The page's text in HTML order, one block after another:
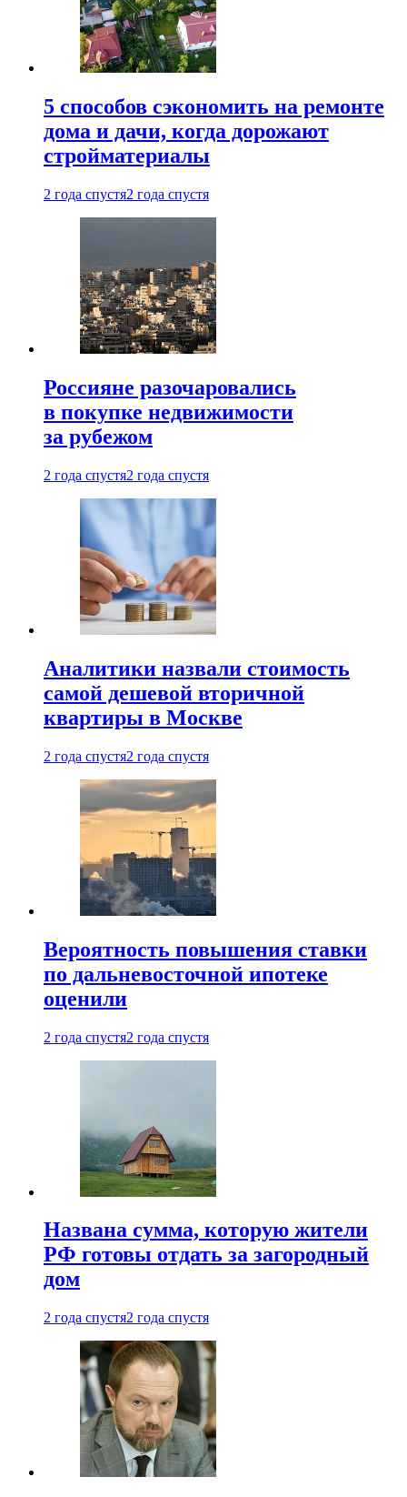
5 способов сэкономить на ремонте
дома и дачи, когда дорожают
стройматериалы
2 года спустя2 года спустя
Россияне разочаровались
в покупке недвижимости
за рубежом
2 года спустя2 года спустя
Аналитики назвали стоимость
самой дешевой вторичной
квартиры в Москве
2 года спустя2 года спустя
Вероятность повышения ставки
по дальневосточной ипотеке
оценили
2 года спустя2 года спустя
Названа сумма, которую жители
РФ готовы отдать за загородный
дом
2 года спустя2 года спустя